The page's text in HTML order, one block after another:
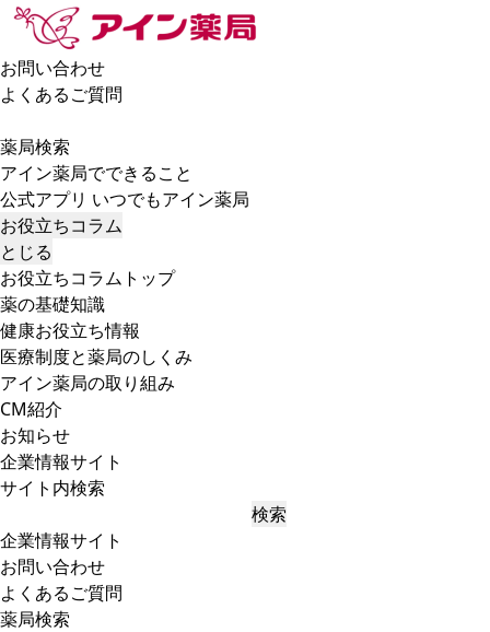
お問い合わせ
よくあるご質問
薬局検索
アイン薬局でできること
公式アプリ いつでもアイン薬局
お役立ちコラム
とじる
お役立ちコラムトップ
薬の基礎知識
健康お役立ち情報
医療制度と薬局のしくみ
アイン薬局の取り組み
CM紹介
お知らせ
企業情報サイト
サイト内検索
検索
企業情報サイト
お問い合わせ
よくあるご質問
薬局検索